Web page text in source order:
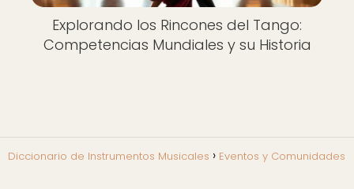
Explorando los Rincones del Tango:
Competencias Mundiales y su Historia
Diccionario de Instrumentos Musicales Eventos y Comunidades